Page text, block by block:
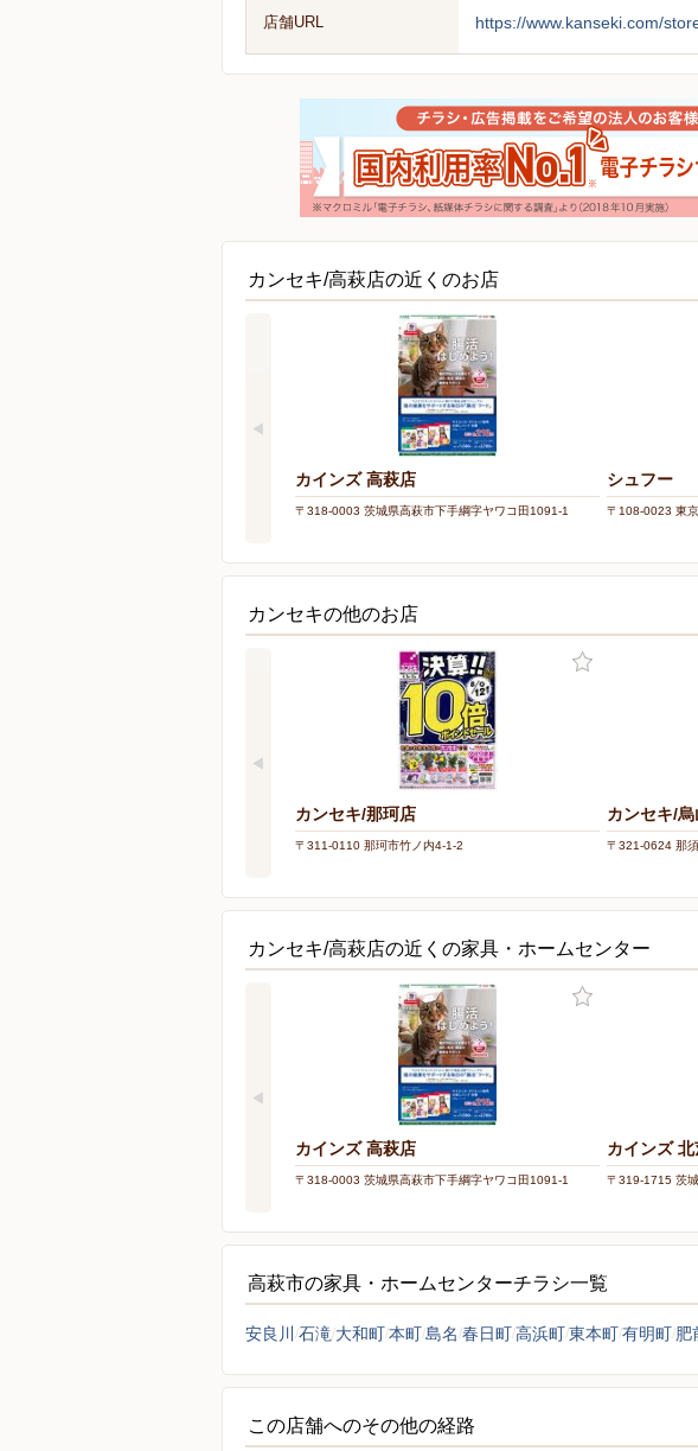
店舗URL https://www.kanseki.com/
カンセキ/高萩店の近くのお店
カインズ 高萩店
〒318-0003 茨城県高萩市下手綱字ヤワコ田1091-1
シュフー
〒108-0023 東
カンセキの他のお店
カンセキ/那珂店
〒311-0110 那珂市竹ノ内4-1-2
カンセキ/
〒321-0624 那
カンセキ/高萩店の近くの家具・ホームセンター
カインズ 高萩店
〒318-0003 茨城県高萩市下手綱字ヤワコ田1091-1
カインズ
〒319-1715 茨
高萩市の家具・ホームセンターチラシ一覧
安良川 石滝 大和町本町島名 春日町高浜町東本町有明町 肥
この店舗へのその他の経路